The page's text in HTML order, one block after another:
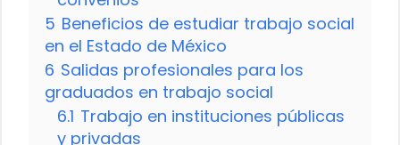
5 Beneficios de estudiar trabajo social
en el Estado de México
6 Salidas profesionales para los
graduados en trabajo social
6.1 Trabajo en instituciones públicas
y privadas